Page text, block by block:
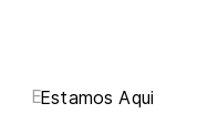
EEstamos Aqui